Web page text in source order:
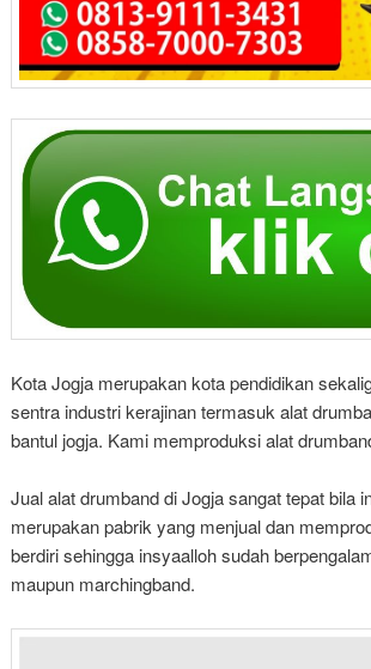
Kota Jogja merupakan kota pendidikan
sentra industri kerajinan termasuk alat
bantul jogja. Kami memproduksi alat
Jual alat drumband di Jogja sangat tepat bila
merupakan pabrik yang menjual dan
berdiri sehingga insyaalloh sudah
maupun marchingband.